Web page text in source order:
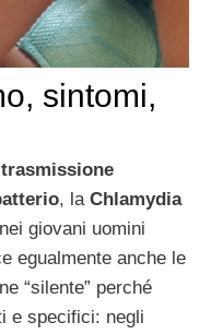
sintomi,
, la Chlamydia
giovani uomini
egualmente anche le
“silente” perché
e specifici: negli